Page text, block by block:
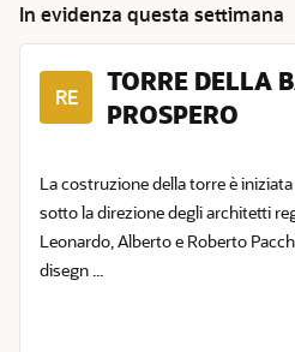
In evidenza questa settimana
RE
TORRE DELLA
PROSPERO
La costruzione della torre è iniziata
sotto la direzione degli architetti
Leonardo, Alberto e Roberto
disegn ...